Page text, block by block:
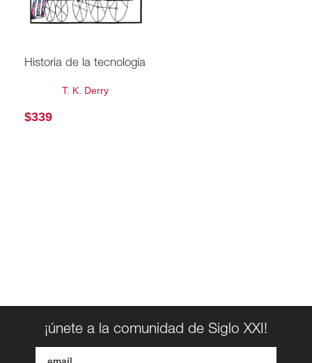
Historia de la tecnología
T. K. Derry
$339
¡únete a la comunidad de Siglo XXI!